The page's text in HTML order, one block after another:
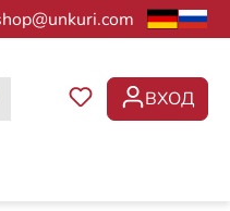
У ВАС ЕСТЬ
ВХОД